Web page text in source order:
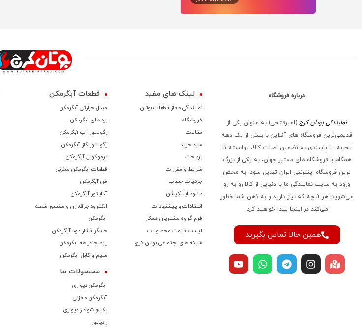
درباره فروشگاه
نمایندگی بوتان کرج(امیرفتحی) به عنوان یکی از
قدیمی‌ترین فروشگاه های آنلاین با بیش از یک دهه
تجربه، با پایبندی به تضمین اصالت کالا، توانسته تا
همگام با فروشگاه‌ های معتبر جهان، به یکی از بزرگ‌
ترین فروشگاه اینترنتی ایران تبدیل شود. به محض
ورود به سایت نمایندگی ما با دنیایی از کالا رو به رو
می‌شوید! هر آنچه که نیاز دارید و به ذهن شما خطور
می‌کند در اینجا پیدا خواهید کرد.
همین حالا تماس بگیرید
لینک های مفید
نمایندگی مجاز قطعات بوتان
فروشگاه
مقالات
سبد خرید
پرداخت
شرایط و مقررات
جزئیات حساب
دانلود اپلیکیشن
انتقادات و پیشنهادات
فرم گروه مشتریان همکار
لیست قیمت محصولات
شبکه های اجتماعی بوتان کرج
قطعات آبگرمکن
مبدل حرارتی آبگرمکن
برد های آبگرمکن
رگولاتور آب آبگرمکن
رگولاتور گاز آبگرمکن
ترموكوپل آبگرمکن
قطعات آبگرمکن مخزنی
فن آبگرمکن
آداپتور آبگرمکن
الکترود جرقه زن و سنسور شعله
آبگرمکن
حسگر فشار دود آبگرمکن
رابط چندراهه آبگرمکن
سیم و کابل آبگرمکن
محصولات ما
آبگرمکن دیواری
آبگرمکن مخزنی
پکیج شوفاژ دیواری
رادیاتور